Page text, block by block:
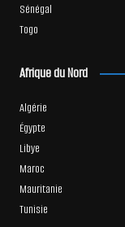
Sénégal
Togo
Afrique du Nord
Algérie
Égypte
Libye
Maroc
Mauritanie
Tunisie